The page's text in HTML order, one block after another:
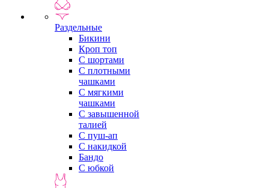
Раздельные
Бикини
Кроп топ
С шортами
С плотными
чашками
С мягкими
чашками
С завышенной
талией
С пуш-ап
С накидкой
Бандо
С юбкой